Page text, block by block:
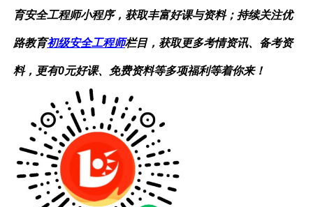
育安全工程师小程序，获取丰富好课与资料；持续关注优
路教育初级安全工程师栏目，获取更多考情资讯、备考资
料，更有0元好课、免费资料等多项福利等着你来！